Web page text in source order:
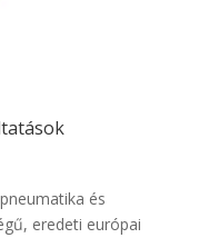
és
eredeti európai